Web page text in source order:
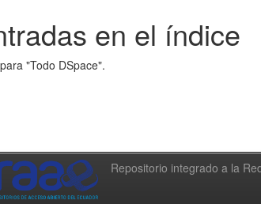
en el índice
"Todo DSpace".
Repositorio integrado a la